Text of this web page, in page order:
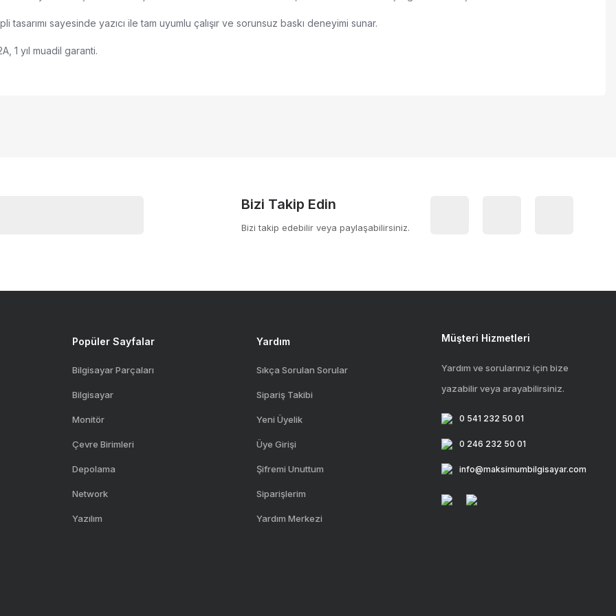
tasarımı sayesinde yazıcı ile tam uyumlu çalışır ve sorunsuz baskı deneyimi sunar.
1 yıl muadil garanti.
Bizi Takip Edin
Bizi takip edebilir veya paylaşabilirsiniz.
Popüler Sayfalar
Bilgisayar Parçaları
Bilgisayar
Monitör
Çevre Birimleri
Depolama
Network
Yazılım
Yardım
Sıkça Sorulan Sorular
Sipariş Takibi
Yeni Üyelik
Üye Girişi
Şifremi Unuttum
Siparişlerim
Yardım Merkezi
Müşteri Hizmetleri
Yardım ve sorularınız için bize
yazabilir veya arayabilirsiniz.
0 541 232 50 01
0 246 232 50 01
info@maksimumbilgisayar.com